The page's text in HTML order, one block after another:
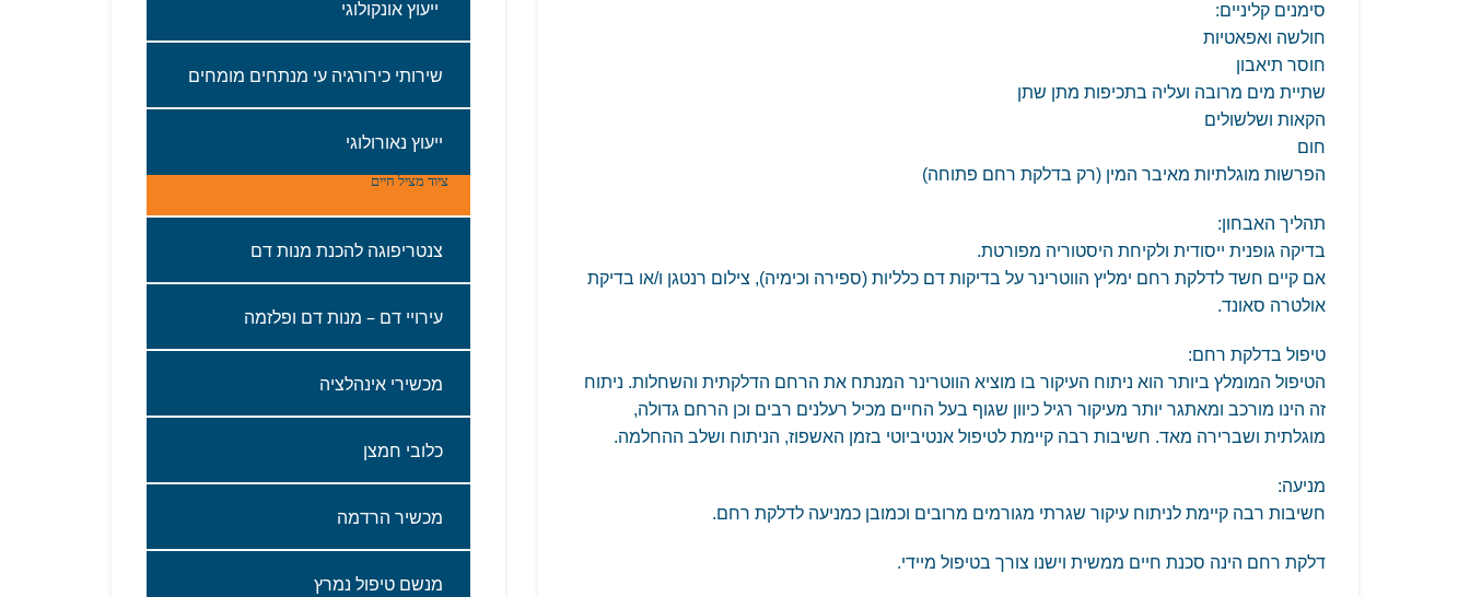
סימנים קליניים:
חולשה ואפאטיות
חוסר תיאבון
שתיית מים מרובה ועליה בתכיפות מתן שתן
הקאות ושלשולים
חום
הפרשות מוגלתיות מאיבר המין (רק בדלקת רחם פתוחה)
תהליך האבחון:
בדיקה גופנית ייסודית ולקיחת היסטוריה מפורטת.
אם קיים חשד לדלקת רחם ימליץ הווטרינר על בדיקות דם כלליות (ספירה וכימיה), צילום רנטגן ו/או בדיקת
אולטרה סאונד.
טיפול בדלקת רחם:
הטיפול המומלץ ביותר הוא ניתוח העיקור בו מוציא הווטרינר המנתח את הרחם הדלקתית והשחלות. ניתוח
זה הינו מורכב ומאתגר יותר מעיקור רגיל כיוון שגוף בעל החיים מכיל רעלנים רבים וכן הרחם גדולה,
מוגלתית ושברירה מאד. חשיבות רבה קיימת לטיפול אנטיביוטי בזמן האשפוז, הניתוח ושלב ההחלמה.
מניעה:
חשיבות רבה קיימת לניתוח עיקור שגרתי מגורמים מרובים וכמובן כמניעה לדלקת רחם.
דלקת רחם הינה סכנת חיים ממשית וישנו צורך בטיפול מיידי.
שירותי‭ ‬כירורגיה‭ ‬עי‭ ‬מנתחים‭ ‬מומחים
ייעוץ‭ ‬נאורולוגי
ציוד‭ ‬מציל‭ ‬חיים
צנטריפוגה‭ ‬להכנת‭ ‬מנות‭ ‬דם‭ ‬
עירויי‭ ‬דם – מנות‭ ‬דם‭ ‬ופלזמה
מכשירי‭ ‬אינהלציה‭ ‬
כלובי‭ ‬חמצן
מכשיר‭ ‬הרדמה‭ ‬
מנשם‭ ‬טיפול‭ ‬נמרץ